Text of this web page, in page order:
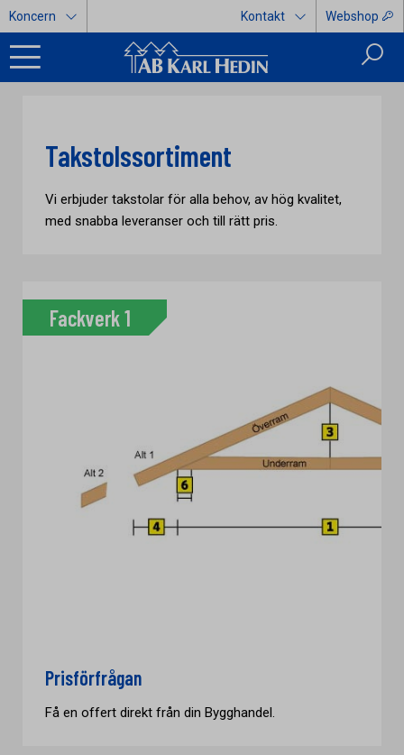
Koncern Kontakt Webshop
Takstolssortiment
Vi erbjuder takstolar för alla behov, av hög kvalitet,
med snabba leveranser och till rätt pris.
Fackverk 1
Prisförfrågan
Få en offert direkt från din Bygghandel.